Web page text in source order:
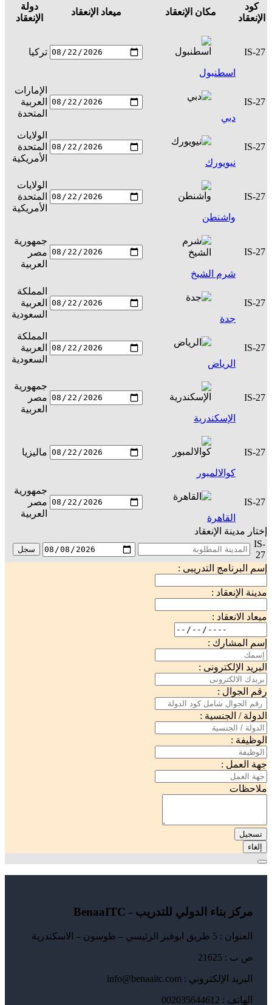
كود
الإنعقاد
مكان الإنعقاد ميعاد الإنعقاد
دولة
الإنعقاد
IS-27
اسطنبول
تركيا
IS-27
دبي
الإمارات
العربية
المتحدة
IS-27
نيويورك
الولايات
المتحدة
الأمريكية
IS-27
واشنطن
الولايات
المتحدة
الأمريكية
IS-27
شرم الشيخ
جمهورية
مصر
العربية
IS-27
جدة
المملكة
العربية
السعودية
IS-27
الرياض
المملكة
العربية
السعودية
IS-27
الإسكندرية
جمهورية
مصر
العربية
IS-27
كوالالمبور
ماليزيا
IS-27
القاهرة
جمهورية
مصر
العربية
إختار مدينة الإنعقاد
IS-
27
سجل
إسم البرنامج التدريبى :
مدينة الإنعقاد :
ميعاد الانعقاد :
إسم المشارك :
البريد الإلكترونى :
رقم الجوال :
الدولة / الجنسية :
الوظيفة :
جهة العمل :
ملاحظات
تسجيل
إلغاء
مركز بناء الدولي للتدريب - BenaaITC
العنوان : 5 طريق ابوقير الرئيسي – طوسون – الاسكندرية
ص ب : 21625
البريد الإلكتروني : info@benaaitc.com
الهاتف : 002035644612